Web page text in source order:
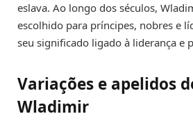
eslava. Ao longo dos séculos,
escolhido para príncipes, nobres e
seu significado ligado à liderança e
Variações e apelidos
Wladimir